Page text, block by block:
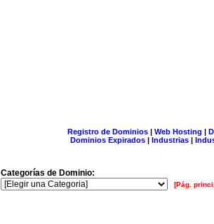
Registro de Dominios| Web Hosting |
Dominios Expirados | Industrias |
Categorías de Dominio:
[Pág.